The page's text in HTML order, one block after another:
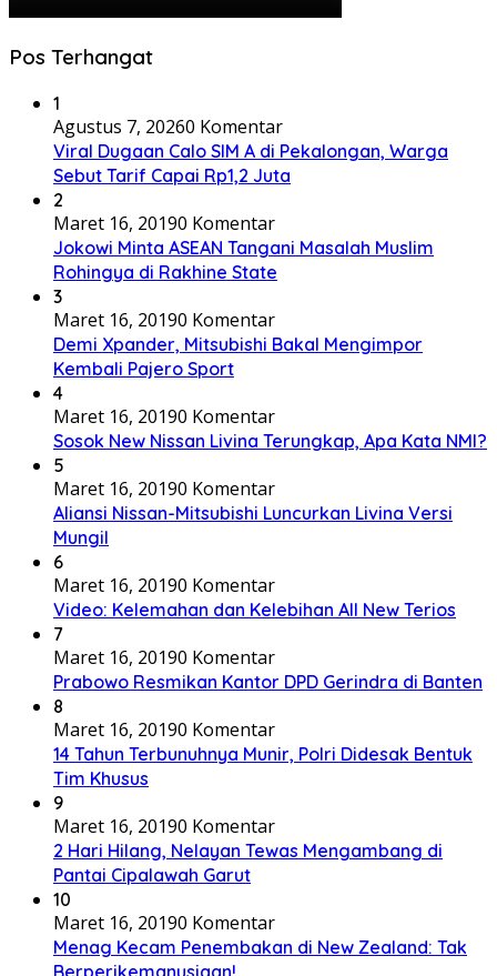
Pos Terhangat
1
Agustus 7, 20260 Komentar
Viral Dugaan Calo SIM A di Pekalongan, Warga
Sebut Tarif Capai Rp1,2 Juta
2
Maret 16, 20190 Komentar
Jokowi Minta ASEAN Tangani Masalah Muslim
Rohingya di Rakhine State
3
Maret 16, 20190 Komentar
Demi Xpander, Mitsubishi Bakal Mengimpor
Kembali Pajero Sport
4
Maret 16, 20190 Komentar
Sosok New Nissan Livina Terungkap, Apa Kata NMI?
5
Maret 16, 20190 Komentar
Aliansi Nissan-Mitsubishi Luncurkan Livina Versi
Mungil
6
Maret 16, 20190 Komentar
Video: Kelemahan dan Kelebihan All New Terios
7
Maret 16, 20190 Komentar
Prabowo Resmikan Kantor DPD Gerindra di Banten
8
Maret 16, 20190 Komentar
14 Tahun Terbunuhnya Munir, Polri Didesak Bentuk
Tim Khusus
9
Maret 16, 20190 Komentar
2 Hari Hilang, Nelayan Tewas Mengambang di
Pantai Cipalawah Garut
10
Maret 16, 20190 Komentar
Menag Kecam Penembakan di New Zealand: Tak